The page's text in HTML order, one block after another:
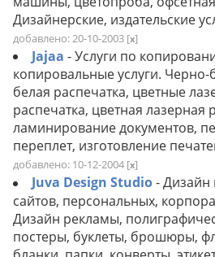
Дизайнерские, издательские
добавлено: 20-10-2003 [x]
Jajaa - Услуги по
копировальные услуги.
белая распечатка, цветные
распечатка, цветная лазерная
ламинирование документов,
переплет, изготовление
добавлено: 10-12-2004 [x]
Juva Design Studio- Дизайн
сайтов, персональных,
Дизайн рекламы,
постеры, буклеты, брошюры,